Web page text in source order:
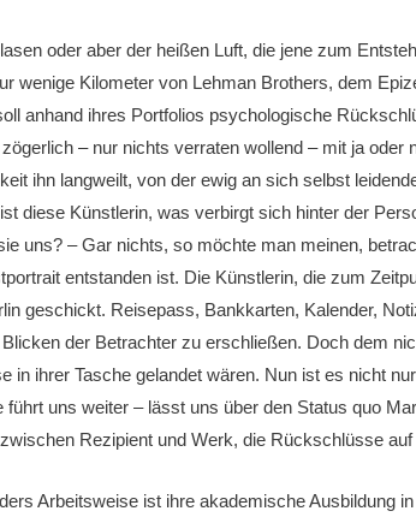
oder aber der heißen Luft, die jene zum
wenige Kilometer von Lehman Brothers, dem
anhand ihres Portfolios psychologische
– nur nichts verraten wollend – mit ja
ihn langweilt, von der ewig an sich selbst
diese Künstlerin, was verbirgt sich hinter der
uns? – Gar nichts, so möchte man meinen,
entstanden ist. Die Künstlerin, die zum
geschickt. Reisepass, Bankkarten, Kalender,
der Betrachter zu erschließen. Doch dem
in ihrer Tasche gelandet wären. Nun ist es nicht
führt uns weiter – lässt uns über den Status quo
Rezipient und Werk, die Rückschlüsse
Arbeitsweise ist ihre akademische Ausbildung